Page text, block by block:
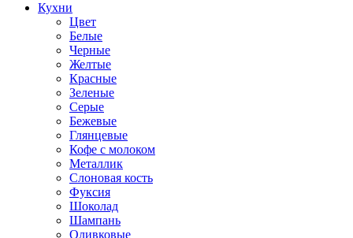
Кухни
Цвет
Белые
Черные
Желтые
Красные
Зеленые
Серые
Бежевые
Глянцевые
Кофе с молоком
Металлик
Слоновая кость
Фуксия
Шоколад
Шампань
Оливковые